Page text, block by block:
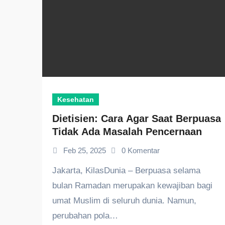
Kesehatan
Dietisien: Cara Agar Saat Berpuasa
Tidak Ada Masalah Pencernaan
Feb 25, 2025 0 Komentar
Jakarta, KilasDunia – Berpuasa selama
bulan Ramadan merupakan kewajiban bagi
umat Muslim di seluruh dunia. Namun,
perubahan pola…